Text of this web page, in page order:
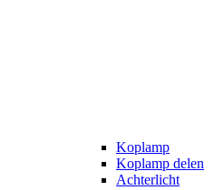
Koplamp
Koplamp delen
Achterlicht